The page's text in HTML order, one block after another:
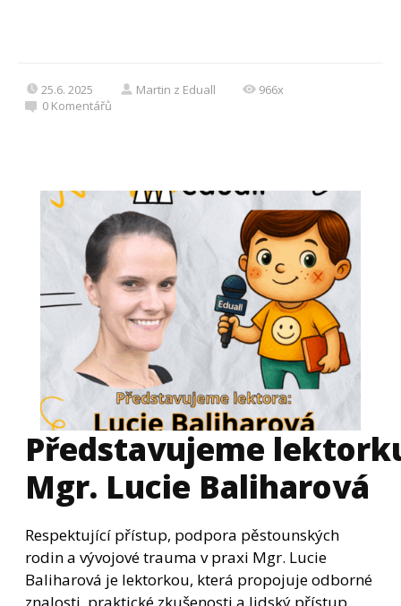
25.6. 2025 Martin z Eduall
966x
0 Komentářů
Představujeme
Mgr. Lucie Baliharová
Respektující přístup, podpora pěstounských
rodin a vývojové trauma v praxi Mgr. Lucie
Baliharová je lektorkou, která propojuje odborné